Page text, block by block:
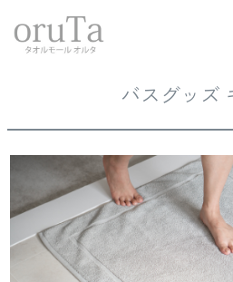
トップページ バ
バスグッズ